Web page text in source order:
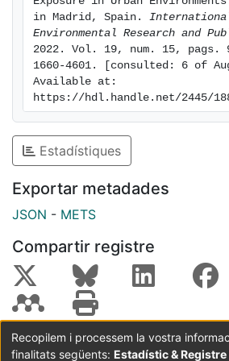
perceptions towards the alcohol
offer a way to simulate different
development or retrofitting.
in Madrid, Spain.
Environmental Research and
2022. Vol. 19, num. 15, pags.
1660-4601. [consulted: 6 of
Available at:
https://hdl.handle.net/2445/
Estadístiques
Exportar metadades
JSON - METS
Compartir registre
Coordinació:CRAI UB Avís legal Metadades
Recopilem i processem la vostra
finalitats següents: Estadístic &